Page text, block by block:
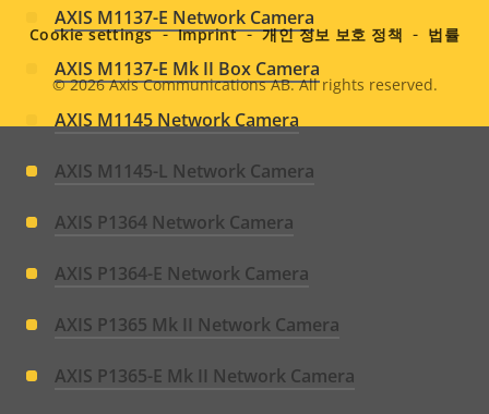
AXIS M1137-E Network Camera
AXIS M1137-E Mk II Box Camera
AXIS M1145 Network Camera
AXIS M1145-L Network Camera
AXIS P1364 Network Camera
AXIS P1364-E Network Camera
AXIS P1365 Mk II Network Camera
AXIS P1365-E Mk II Network Camera
menu
Legal
© 2026Axis Communications AB. All rights reserved.
Cookie settings Imprint 개인 정보 보호 정책 법률